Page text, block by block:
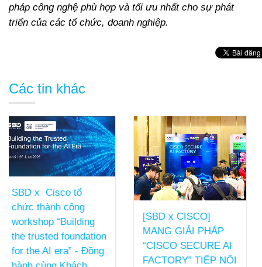
pháp công nghệ phù hợp và tối ưu nhất cho sự phát
triển của các tổ chức, doanh nghiệp.
Các tin khác
[SBD x CISCO]
MANG GIẢI PHÁP
“CISCO SECURE AI
FACTORY” TIẾP NỐI
NĂM TÀI CHÍNH
FY25
22/05/2026